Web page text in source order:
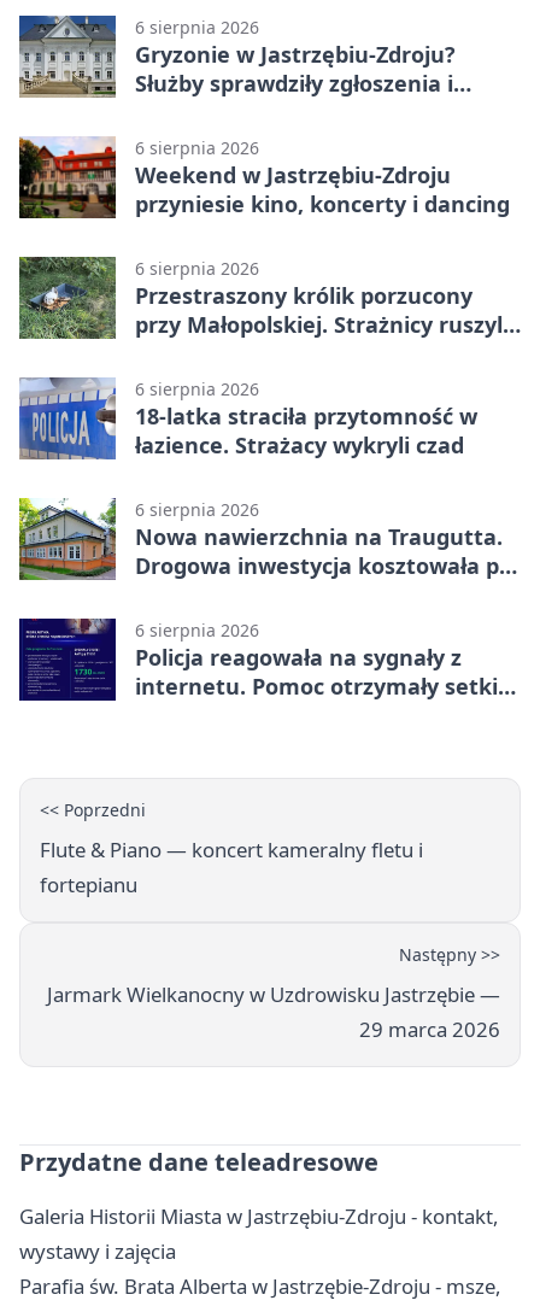
6 sierpnia 2026
Gryzonie w Jastrzębiu-Zdroju?
Służby sprawdziły zgłoszenia i
6 sierpnia 2026
Weekend w Jastrzębiu-Zdroju
przyniesie kino, koncerty i dancing
6 sierpnia 2026
Przestraszony królik porzucony
przy Małopolskiej. Strażnicy ruszyli
6 sierpnia 2026
18-latka straciła przytomność w
łazience. Strażacy wykryli czad
6 sierpnia 2026
Nowa nawierzchnia na Traugutta.
Drogowa inwestycja kosztowała pół
6 sierpnia 2026
Policja reagowała na sygnały z
internetu. Pomoc otrzymały setki
<< Poprzedni
Flute & Piano — koncert kameralny fletu i
fortepianu
Następny >>
Jarmark Wielkanocny w Uzdrowisku Jastrzębie —
29 marca 2026
Przydatne dane teleadresowe
Galeria Historii Miasta w Jastrzębiu-Zdroju - kontakt,
wystawy i zajęcia
Parafia św. Brata Alberta w Jastrzębie-Zdroju - msze,